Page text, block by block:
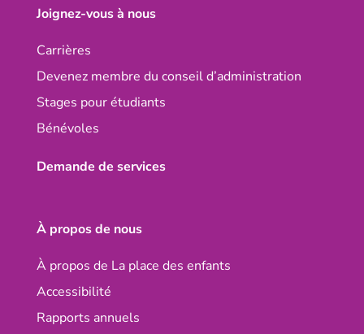
Joignez-vous à nous
Carrières
Devenez membre du conseil d’administration
Stages pour étudiants
Bénévoles
Demande de services
À propos de nous
À propos de La place des enfants
Accessibilité
Rapports annuels